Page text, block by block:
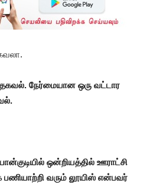
நேர்மையான ஒரு வட்டார
ஒன்றியத்தில் ஊராட்சி
பணியாற்றி வரும் லூயிஸ் என்பவர்